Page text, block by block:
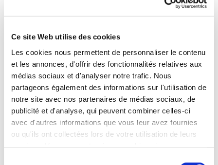
Ce site Web utilise des cookies
Les cookies nous permettent de personnaliser le contenu
et les annonces, d'offrir des fonctionnalités relatives aux
médias sociaux et d'analyser notre trafic. Nous
partageons également des informations sur l'utilisation de
notre site avec nos partenaires de médias sociaux, de
publicité et d'analyse, qui peuvent combiner celles-ci
avec d'autres informations que vous leur avez fournies
ou qu'ils ont collectées lors de votre utilisation de leurs
Forfait
thermal
Rhumatologie
RH1 pour 18
jours de soins
(dont 574,51
€ de T.F.R. et
103,51 € de
Complément
Tarifaire)
Les
consultations
médicales
(3 visites
obligatoires)
84 €